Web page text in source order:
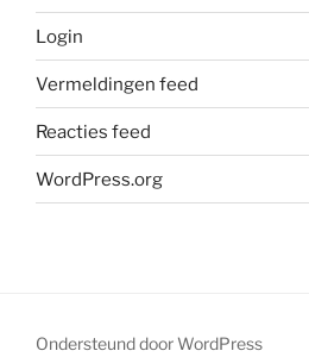
Login
Vermeldingen feed
Reacties feed
WordPress.org
Ondersteund door WordPress